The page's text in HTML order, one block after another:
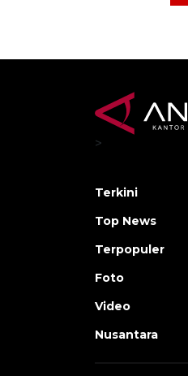
>
Terkini
Top News
Terpopuler
Foto
Video
Nusantara